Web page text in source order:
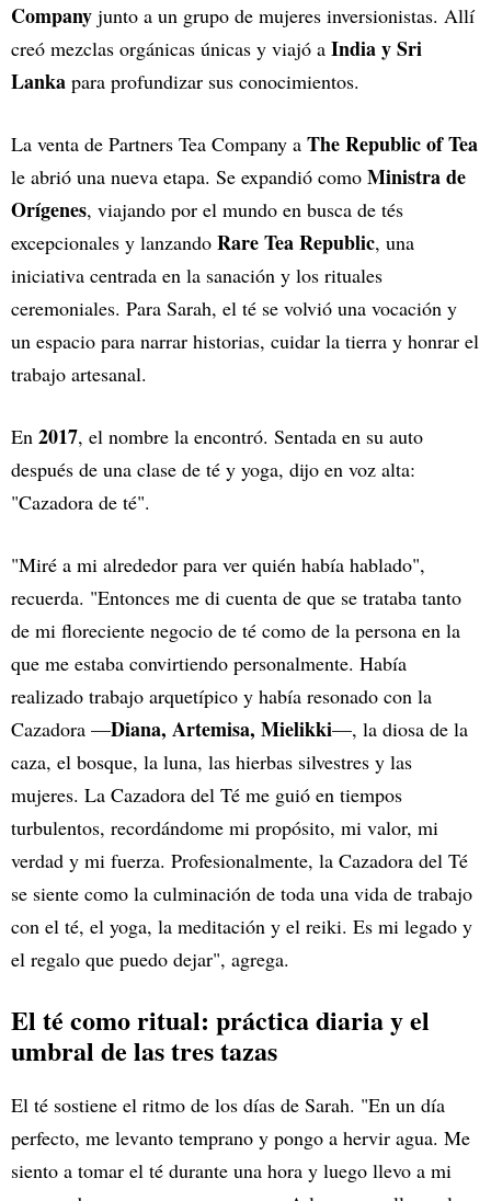
Company junto a un grupo de mujeres inversionistas. Allí
creó mezclas orgánicas únicas y viajó a India y Sri
Lanka para profundizar sus conocimientos.
La venta de Partners Tea Company a The Republic of Tea
le abrió una nueva etapa. Se expandió como Ministra de
Orígenes, viajando por el mundo en busca de tés
excepcionales y lanzando Rare Tea Republic, una
iniciativa centrada en la sanación y los rituales
ceremoniales. Para Sarah, el té se volvió una vocación y
un espacio para narrar historias, cuidar la tierra y honrar el
trabajo artesanal.
En 2017, el nombre la encontró. Sentada en su auto
después de una clase de té y yoga, dijo en voz alta:
"Cazadora de té".
"Miré a mi alrededor para ver quién había hablado",
recuerda. "Entonces me di cuenta de que se trataba tanto
de mi floreciente negocio de té como de la persona en la
que me estaba convirtiendo personalmente. Había
realizado trabajo arquetípico y había resonado con la
Cazadora —Diana, Artemisa, Mielikki—, la diosa de la
caza, el bosque, la luna, las hierbas silvestres y las
mujeres. La Cazadora del Té me guió en tiempos
turbulentos, recordándome mi propósito, mi valor, mi
verdad y mi fuerza. Profesionalmente, la Cazadora del Té
se siente como la culminación de toda una vida de trabajo
con el té, el yoga, la meditación y el reiki. Es mi legado y
el regalo que puedo dejar", agrega.
El té como ritual: práctica diaria y el
umbral de las tres tazas
El té sostiene el ritmo de los días de Sarah. "En un día
perfecto, me levanto temprano y pongo a hervir agua. Me
siento a tomar el té durante una hora y luego llevo a mi